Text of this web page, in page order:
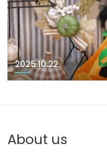
2025.10.22
About us